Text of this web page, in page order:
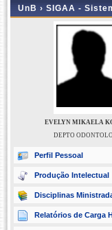
UnB › SIGAA -
EVELYN MIKAELA
DEPTO
Perfil Pessoal
Produção Intelectual
Disciplinas
Relatórios de Carga